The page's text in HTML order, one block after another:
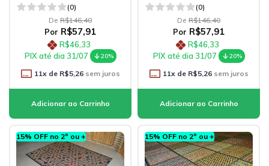
(0)
De R$146,40
Por R$57,91
R$46,33
PIX até dia 31/07
20%
11x de R$5,26sem juros
(0)
De R$146,40
Por R$57,91
R$46,33
PIX até dia 31/07
20%
11x de R$5,26sem juros
15% OFF no 2º ou + 15% OFF no 2º ou +